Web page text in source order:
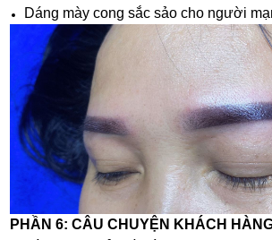
Dáng mày cong sắc sảo cho người
PHẦN 6: CÂU CHUYỆN KHÁCH